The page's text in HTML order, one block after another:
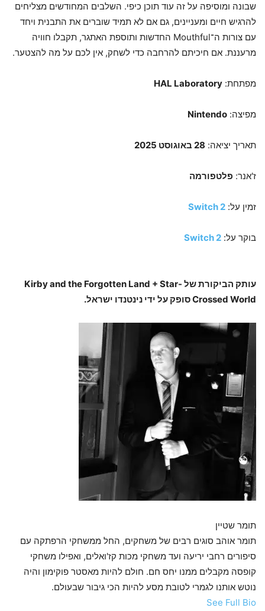
שבונה ומוסיפה על זה עוד תוכן כיפי. השלבים המחודשים מצליחים
להרגיש חיים ומעניינים, גם אם לא תמיד שוברים את התבנית ויחד
עם צורות ה־Mouthful החדשות ותוספת האתגר, תקבלו חוויה
מרעננת. אם חיכיתם להרחבה כדי לשחק, אין לכם על מה להצטער.
מפתחת: HAL Laboratory
מפיצה: Nintendo
תאריך יציאה: 28 באוגוסט 2025
ז'אנר: פלטפורמה
זמין על: Switch 2
בוקר על: Switch 2
עותק הביקורת של Kirby and the Forgotten Land + Star-
Crossed Worldסופק על ידי נינטנדו ישראל.
תומר שטיין
תומר אוהב סוגים רבים של משחקים, החל ממשחקי הרפתקה עם
סיפורים רחבי יריעה ועד משחקי מכות קז'ואלים, ואפילו משחקי
קופסה מקבלים ממנו יחס חם. חולם להיות מאסטר פוקימון והיה
נוטש אותנו לגמרי לטובת מסע להיות הכי גיבור שבעולם.
See Full Bio